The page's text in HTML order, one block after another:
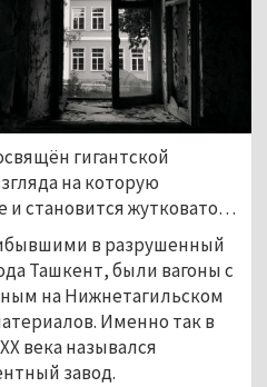
гигантской
на которую
и становится жутковато…
в разрушенный
Ташкент, были вагоны с
на Нижнетагильском
Именно так в
века назывался
завод.